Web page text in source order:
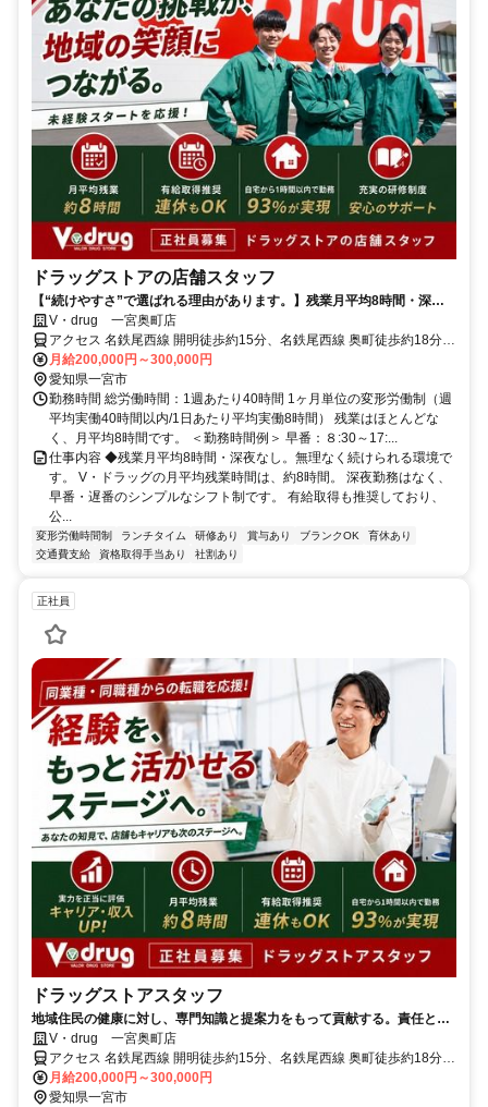
ドラッグストアの店舗スタッフ
【“続けやすさ”で選ばれる理由があります。】残業月平均8時間・深夜
なし！有給もとりやすい！ワーク・ライフ・バランスが整った環境◎
V・drug 一宮奥町店
アクセス 名鉄尾西線 開明徒歩約15分、名鉄尾西線 奥町徒歩約18分、
名鉄名古屋本線/名鉄空港線 石刀徒歩約17分
月給200,000円～300,000円
愛知県一宮市
勤務時間 総労働時間：1週あたり40時間 1ヶ月単位の変形労働制（週
平均実働40時間以内/1日あたり平均実働8時間） 残業はほとんどな
く、月平均8時間です。 ＜勤務時間例＞ 早番：８:30～17:...
仕事内容 ◆残業月平均8時間・深夜なし。無理なく続けられる環境で
す。 V・ドラッグの月平均残業時間は、約8時間。 深夜勤務はなく、
早番・遅番のシンプルなシフト制です。 有給取得も推奨しており、
公...
変形労働時間制 ランチタイム 研修あり 賞与あり ブランクOK
育休あり
交通費支給
資格取得手当あり 社割あり
正社員
ドラッグストアスタッフ
地域住民の健康に対し、専門知識と提案力をもって貢献する。責任とや
りがいを伴う業務です。
V・drug 一宮奥町店
アクセス 名鉄尾西線 開明徒歩約15分、名鉄尾西線 奥町徒歩約18分、
名鉄名古屋本線/名鉄空港線 石刀徒歩約17分
月給200,000円～300,000円
愛知県一宮市